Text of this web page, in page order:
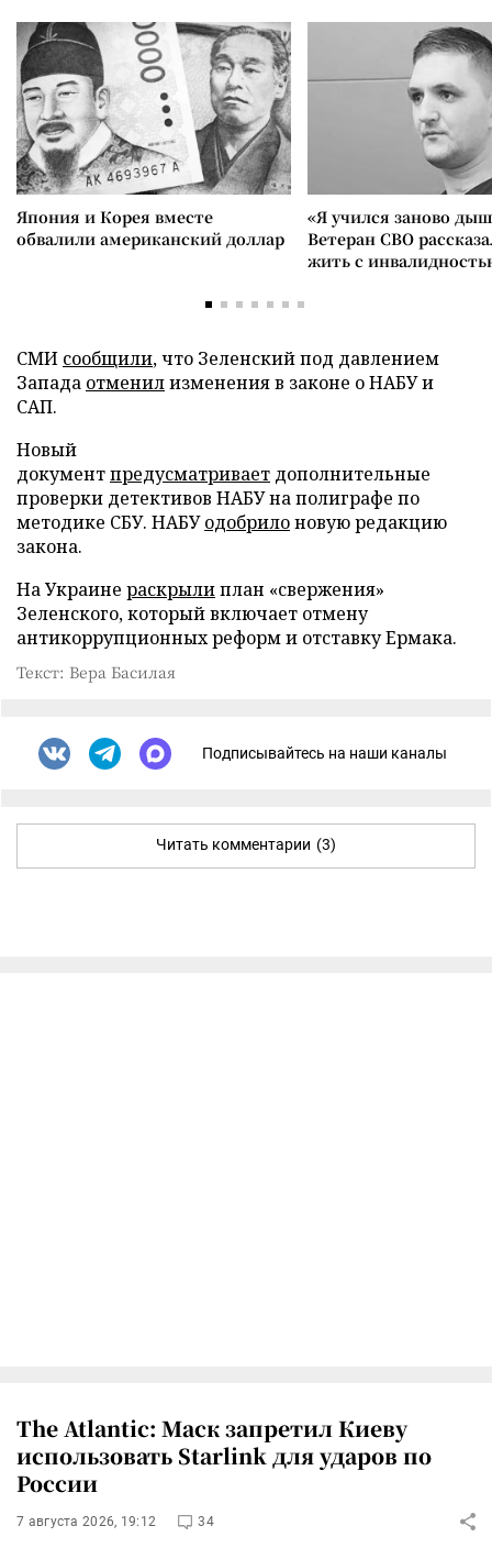
Япония и Корея вместе
обвалили американский доллар
«Я учился заново
Ветеран СВО
жить с
СМИ сообщили, что Зеленский под давлением
Запада отменилизменения в законе о НАБУ и
САП.
Новый
документпредусматривает дополнительные
проверки детективов НАБУ на полиграфе по
методике СБУ. НАБУодобрилоновую редакцию
закона.
На Украине раскрылиплан «свержения»
Зеленского, который включает отмену
антикоррупционных реформ и отставку Ермака.
Текст: Вера Басилая
Подписывайтесь на наши каналы
Читать комментарии (3)
The Atlantic: Маск запретил Киеву
использовать Starlink для ударов по
России
7 августа 2026, 19:12 34